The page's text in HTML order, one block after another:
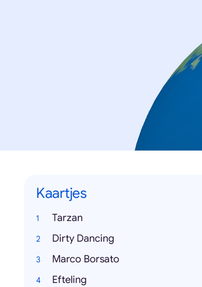
Kaartjes
Tarzan
Dirty Dancing
Marco Borsato
Efteling